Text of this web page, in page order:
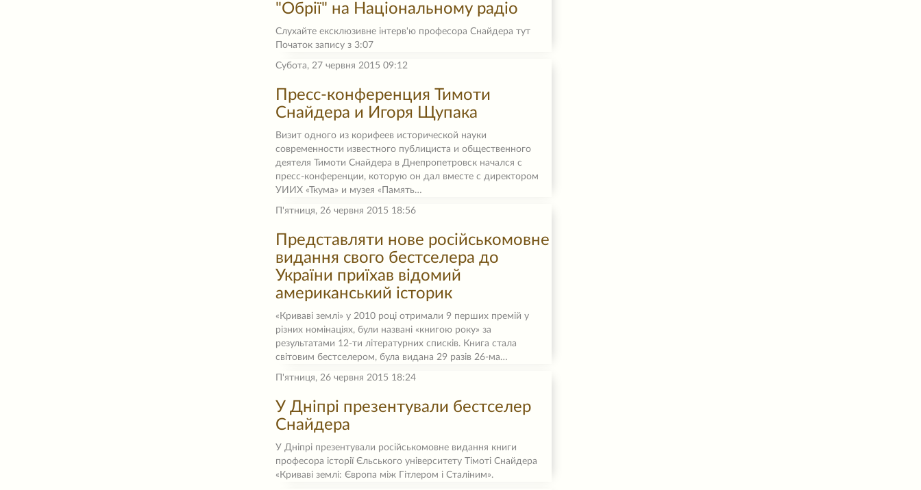
"Обрії" на Національному радіо
Слухайте ексклюзивне інтерв'ю професора Снайдера тут
Початок запису з 3:07
Субота, 27 червня 2015 09:12
Пресс-конференция Тимоти
Снайдера и Игоря Щупака
Визит одного из корифеев исторической науки
современности известного публициста и общественного
деятеля Тимоти Снайдера в Днепропетровск начался с
пресс-конференции, которую он дал вместе с директором
УИИХ «Ткума» и музея «Память…
П'ятниця, 26 червня 2015 18:56
Представляти нове російськомовне
видання свого бестселера до
України приїхав відомий
американський історик
«Криваві землі» у 2010 році отримали 9 перших премій у
різних номінаціях, були названі «книгою року» за
результатами 12-ти літературних списків. Книга стала
світовим бестселером, була видана 29 разів 26-ма…
П'ятниця, 26 червня 2015 18:24
У Дніпрі презентували бестселер
Снайдера
У Дніпрі презентували російськомовне видання книги
професора історії Єльського університету Тімоті Снайдера
«Криваві землі: Європа між Гітлером і Сталіним».